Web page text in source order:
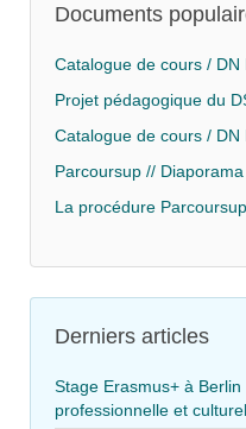
Documents
Catalogue de cours /
Projet pédagogique du
Catalogue de cours /
Parcoursup //
La procédure
Derniers articles
Stage Erasmus+ à
professionnelle et